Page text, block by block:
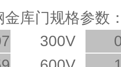
金库门规格参数
300V